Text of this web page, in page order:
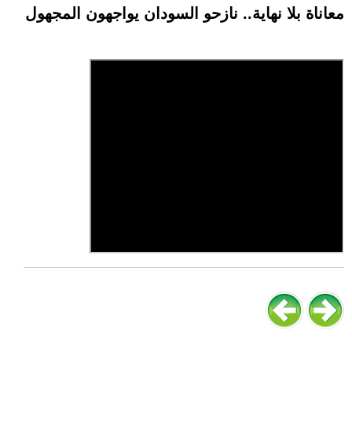
معاناة بلا نهاية.. نازحو السودان يواجهون المجهول